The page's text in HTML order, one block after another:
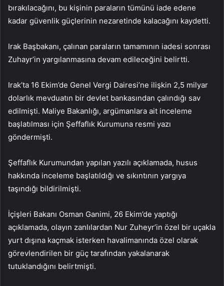
bırakılacağını, bu kişinin paraların tümünü iade edene
kadar güvenlik güçlerinin nezaretinde kalacağını kaydetti.
Irak Başbakanı, çalınan paraların tamamının iadesi sonrası
Zuhayr’in yargılanmasına devam edileceğini belirtti.
Irak’ta 16 Ekim’de Genel Vergi Dairesi’ne ilişkin 2,5 milyar
dolarlık mevduatın bir devlet bankasından çalındığı sav
edilmişti. Maliye Bakanlığı, argümanlara ait inceleme
başlatılması için Şeffaflık Kurumuna resmi yazı
göndermişti.
Şeffaflık Kurumundan yapılan yazılı açıklamada, husus
hakkında inceleme başlatıldığı ve sıkıntının yargıya
taşındığı bildirilmişti.
İçişleri Bakanı Osman Ganimi, 26 Ekim’de yaptığı
açıklamada, olayın zanlılardan Nur Zuheyr’in özel bir uçakla
yurt dışına kaçmak isterken havalimanında özel olarak
görevlendirilen bir güç tarafından yakalanarak
tutuklandığını belirtmişti.